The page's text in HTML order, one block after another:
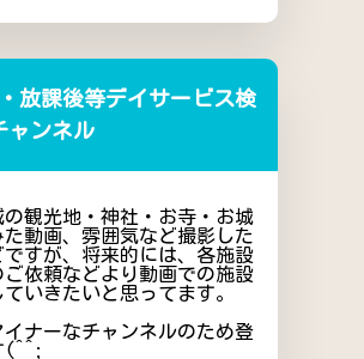
放課後等デイサービス検
ャンネル
観光地・神社・お寺・お城
動画、雰囲気など撮影した
すが、将来的には、各施設
依頼などより動画での施設
いきたいと思ってます。
ナーなチャンネルのため登
(^^;